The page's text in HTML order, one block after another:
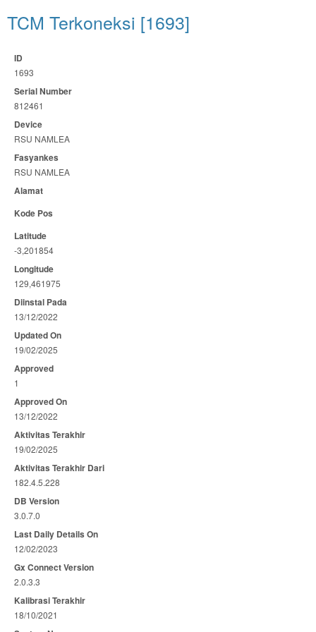
TCM Terkoneksi [1693]
ID
1693
Serial Number
812461
Device
RSU NAMLEA
Fasyankes
RSU NAMLEA
Alamat
Kode Pos
Latitude
-3,201854
Longitude
129,461975
Diinstal Pada
13/12/2022
Updated On
19/02/2025
Approved
1
Approved On
13/12/2022
Aktivitas Terakhir
19/02/2025
Aktivitas Terakhir Dari
182.4.5.228
DB Version
3.0.7.0
Last Daily Details On
12/02/2023
Gx Connect Version
2.0.3.3
Kalibrasi Terakhir
18/10/2021